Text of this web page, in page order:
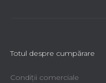
Totul despre cumpărare
Condiții comerciale